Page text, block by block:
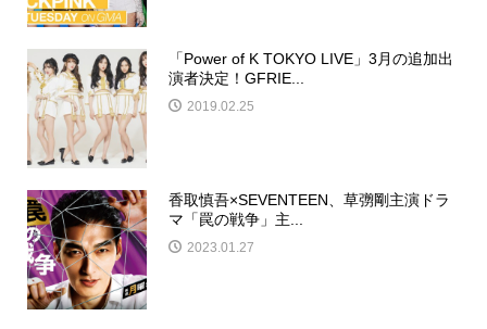
「Power of K TOKYO LIVE」3月の追加出
演者決定！GFRIE...
2019.02.25
香取慎吾×SEVENTEEN、草彅剛主演ドラ
マ「罠の戦争」主...
2023.01.27